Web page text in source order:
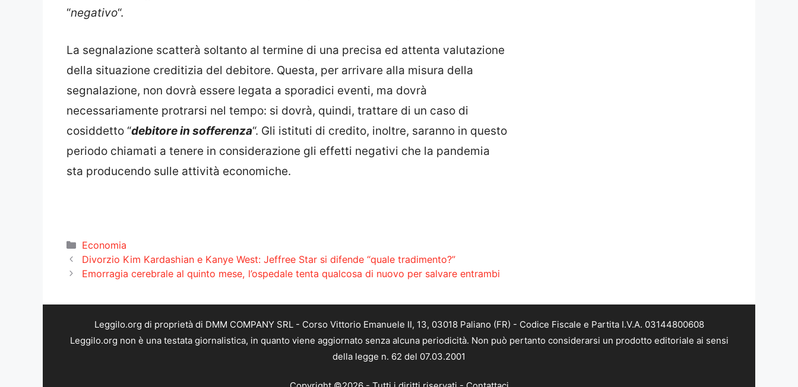
“negativo“.
La segnalazione scatterà soltanto al termine di una precisa ed attenta valutazione
della situazione creditizia del debitore. Questa, per arrivare alla misura della
segnalazione, non dovrà essere legata a sporadici eventi, ma dovrà
necessariamente protrarsi nel tempo: si dovrà, quindi, trattare di un caso di
cosiddetto “debitore in sofferenza“. Gli istituti di credito, inoltre, saranno in questo
periodo chiamati a tenere in considerazione gli effetti negativi che la pandemia
sta producendo sulle attività economiche.
Categorie
Economia
Divorzio Kim Kardashian e Kanye West: Jeffree Star si difende “quale tradimento?”
Emorragia cerebrale al quinto mese, l’ospedale tenta qualcosa di nuovo per salvare entrambi
Leggilo.org di proprietà di DMM COMPANY SRL - Corso Vittorio Emanuele II, 13, 03018 Paliano (FR) - Codice Fiscale e Partita I.V.A. 03144800608
Leggilo.org non è una testata giornalistica, in quanto viene aggiornato senza alcuna periodicità. Non può pertanto considerarsi un prodotto editoriale ai sensi
della legge n. 62 del 07.03.2001